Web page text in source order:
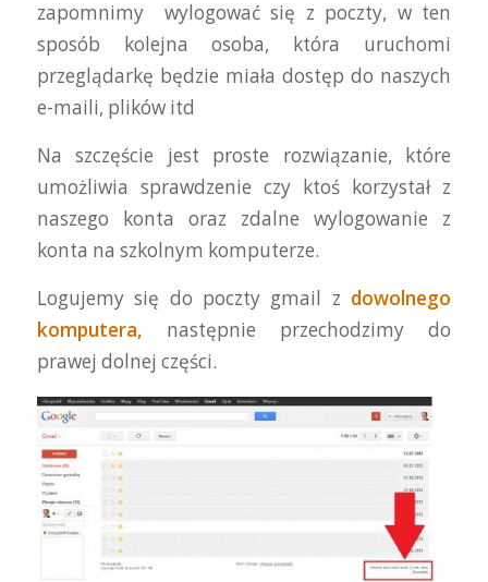
zapomnimy wylogować się z poczty, w ten
sposób kolejna osoba, która uruchomi
przeglądarkę będzie miała dostęp do naszych
e-maili, plików itd
Na szczęście jest proste rozwiązanie, które
umożliwia sprawdzenie czy ktoś korzystał z
naszego konta oraz zdalne wylogowanie z
konta na szkolnym komputerze.
Logujemy się do poczty gmail z dowolnego
komputera, następnie przechodzimy do
prawej dolnej części.